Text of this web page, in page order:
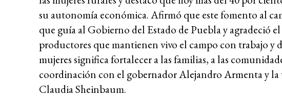
su autonomía económica. Afirmó que este fomento al
que guía al Gobierno del Estado de Puebla y agradeció
productores que mantienen vivo el campo con trabajo y
mujeres significa fortalecer a las familias, a las
coordinación con el gobernador Alejandro Armenta y la
Claudia Sheinbaum.